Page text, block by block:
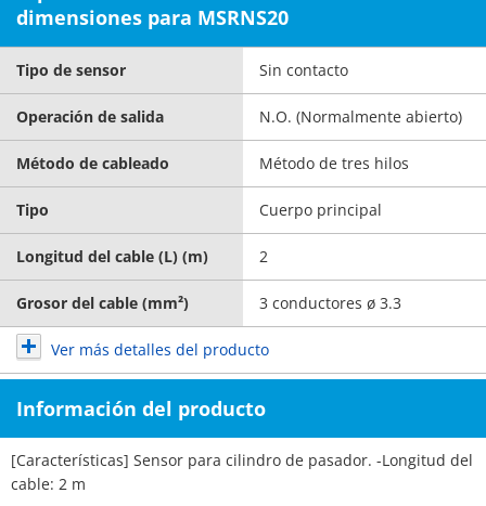
dimensiones para MSRNS20
Tipo de sensor Sin contacto
Operación de salida N.O. (Normalmente abierto)
Método de cableado Método de tres hilos
Tipo Cuerpo principal
Longitud del cable (L) (m) 2
Grosor del cable (mm²) 3 conductores ø 3.3
Ver más detalles del producto
Información del producto
[Características] Sensor para cilindro de pasador. -Longitud del
cable: 2 m